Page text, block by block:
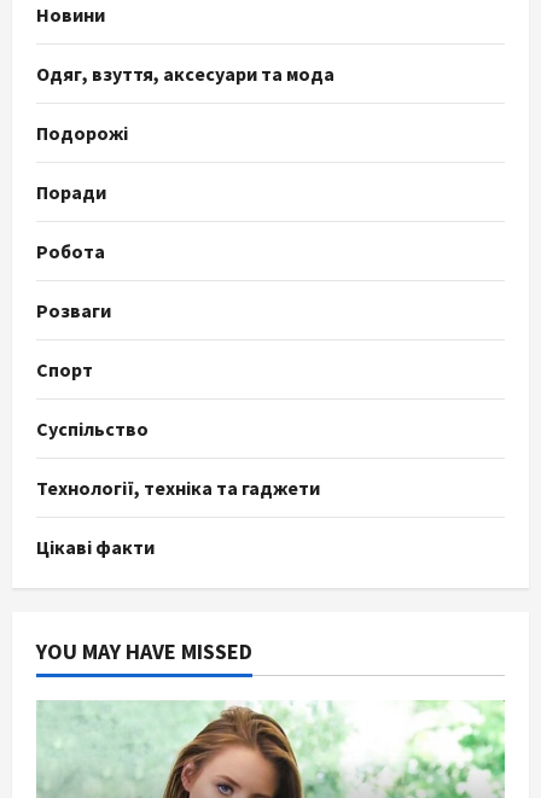
Новини
Одяг, взуття, аксесуари та мода
Подорожі
Поради
Робота
Розваги
Спорт
Суспільство
Технології, техніка та гаджети
Цікаві факти
YOU MAY HAVE MISSED